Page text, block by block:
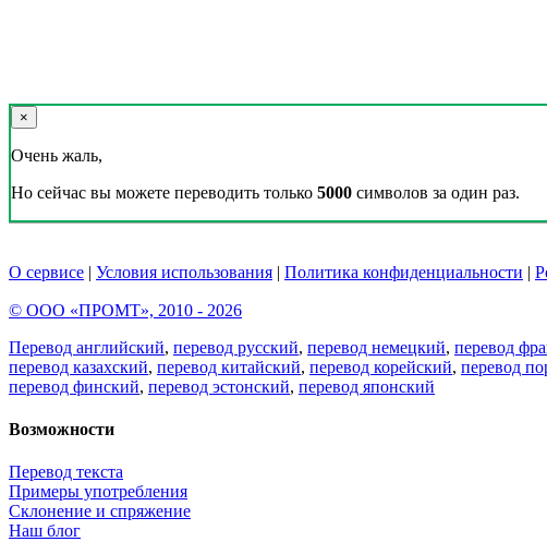
×
Очень жаль,
Но сейчас вы можете переводить только 5000 символов за один раз.
О сервисе | Условия использования | Политика конфиденциальности |
© ООО «ПРОМТ», 2010 - 2026
Перевод английский, перевод русский, перевод немецкий, перевод
перевод казахский, перевод китайский, перевод корейский, перевод
перевод финский, перевод эстонский, перевод японский
Возможности
Перевод текста
Примеры употребления
Склонение и спряжение
Наш блог